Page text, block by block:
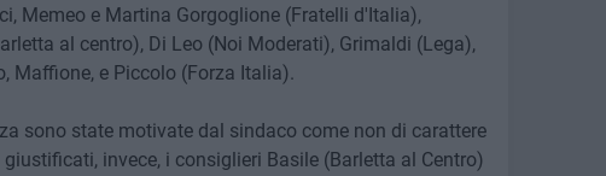
Memeo e Martina Gorgoglione (Fratelli d'Italia),
al centro), Di Leo (Noi Moderati), Grimaldi (Lega),
Maffione, e Piccolo (Forza Italia).
sono state motivate dal sindaco come non di carattere
invece, i consiglieri Basile (Barletta al Centro)